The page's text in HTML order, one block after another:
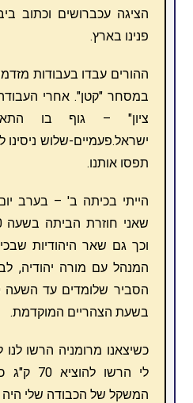
הציגה עכברושים וכתוב
פנינו בארץ.
ההורים עבדו בעבודות
במסחר "קטן". אחרי העבודה
ציון" – גוף בו
ישראל.פעמיים-שלוש ניסינו
תפסו אותנו.
הייתי בכיתה ב' – בערב
וכך גם שאר היהודיות
המנהל עם מורה יהודיה,
בשעת הצהריים המוקדמת.
כשיצאנו מרומניה הרשו
לי הרשו
המשקל של הכבודה שלי היה